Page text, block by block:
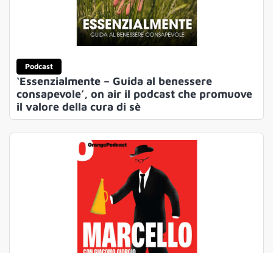
Podcast
‘Essenzialmente – Guida al benessere
consapevole’, on air il podcast che promuove
il valore della cura di sè